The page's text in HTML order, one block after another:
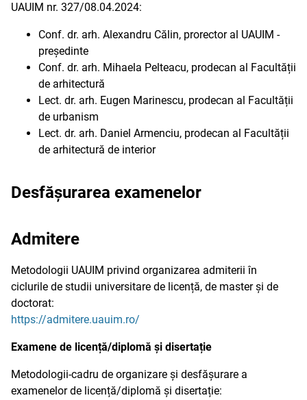
UAUIM nr. 327/08.04.2024:
Conf. dr. arh. Alexandru Călin, prorector al UAUIM -
președinte
Conf. dr. arh. Mihaela Pelteacu, prodecan al Facultății
de arhitectură
Lect. dr. arh. Eugen Marinescu, prodecan al Facultății
de urbanism
Lect. dr. arh. Daniel Armenciu, prodecan al Facultății
de arhitectură de interior
Desfășurarea examenelor
Admitere
Metodologii UAUIM privind organizarea admiterii în
ciclurile de studii universitare de licență, de master și de
doctorat:
https://admitere.uauim.ro/
Examene de licență/diplomă și disertație
Metodologii-cadru de organizare și desfășurare a
examenelor de licență/diplomă și disertație: